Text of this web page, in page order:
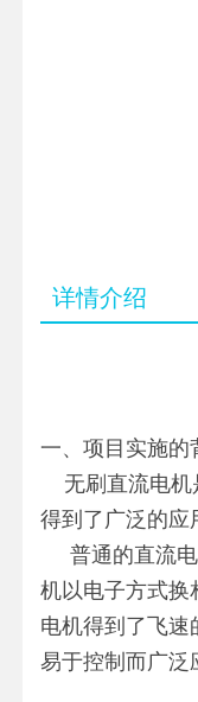
高压无刷调速控制器配套
详情介绍
一、项目实施的
无刷直流电机
得到了广泛的应
普通的直流电
机以电子方式换
电机得到了飞速
易于控制而广泛